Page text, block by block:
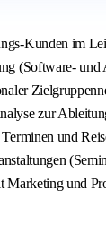
Kunden im
(Software-
zur
und
Marketing und